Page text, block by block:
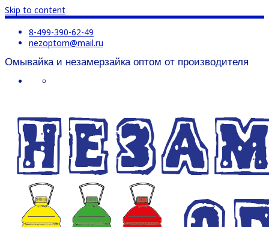
Skip to content
8-499-390-62-49
nezoptom@mail.ru
Омывайка и незамерзайка оптом от производителя